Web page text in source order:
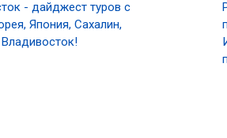
- дайджест туров с
Япония, Сахалин,